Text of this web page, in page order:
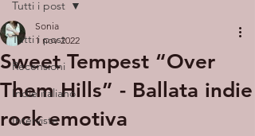
Tutti i post
Recensioni
Indie italiano
Interviste
Tutti i post
Sweet Tempest “Over
Them Hills” - Ballata indie
rock emotiva
Sonia
1 nov 2022